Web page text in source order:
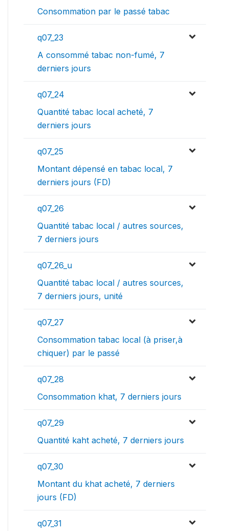
Consommation par le passé tabac
q07_23
A consommé tabac non-fumé, 7
derniers jours
q07_24
Quantité tabac local acheté, 7
derniers jours
q07_25
Montant dépensé en tabac local, 7
derniers jours (FD)
q07_26
Quantité tabac local / autres sources,
7 derniers jours
q07_26_u
Quantité tabac local / autres sources,
7 derniers jours, unité
q07_27
Consommation tabac local (à priser,à
chiquer) par le passé
q07_28
Consommation khat, 7 derniers jours
q07_29
Quantité kaht acheté, 7 derniers jours
q07_30
Montant du khat acheté, 7 derniers
jours (FD)
q07_31